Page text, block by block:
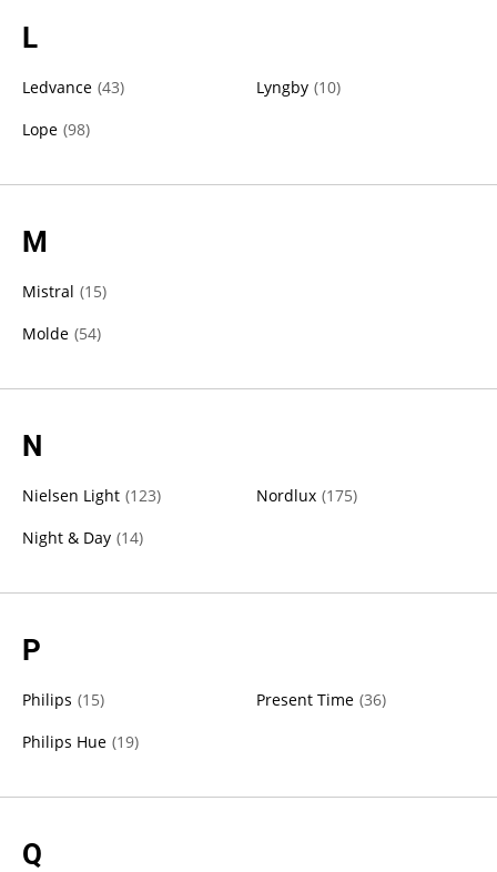
L
Ledvance (43)
Lope (98)
Lyngby (10)
M
Mistral (15)
Molde (54)
N
Nielsen Light (123)
Night & Day (14)
Nordlux (175)
P
Philips (15)
Philips Hue (19)
Present Time (36)
Q